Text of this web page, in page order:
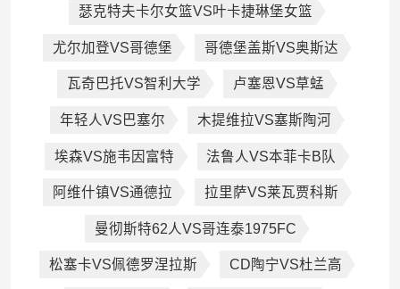
瑟克特夫卡尔女篮VS叶卡捷琳堡女篮
尤尔加登VS哥德堡 哥德堡盖斯VS奥斯达
瓦奇巴托VS智利大学 卢塞恩VS草蜢
年轻人VS巴塞尔 木提维拉VS塞斯陶河
埃森VS施韦因富特 法鲁人VS本菲卡B队
阿维什镇VS通德拉 拉里萨VS莱瓦贾科斯
曼彻斯特62人VS哥连泰1975FC
松塞卡VS佩德罗涅拉斯 CD陶宁VS杜兰高